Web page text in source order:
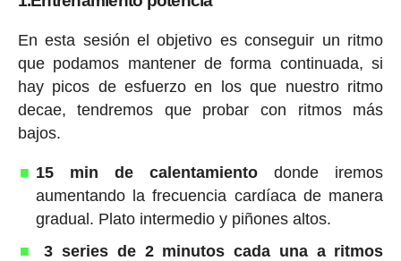
En esta sesión el objetivo es conseguir un ritmo
que podamos mantener de forma continuada, si
hay picos de esfuerzo en los que nuestro ritmo
decae, tendremos que probar con ritmos más
bajos.
15 min de calentamiento donde iremos
aumentando la frecuencia cardíaca de manera
gradual. Plato intermedio y piñones altos.
3 series de 2 minutos cada una a ritmos